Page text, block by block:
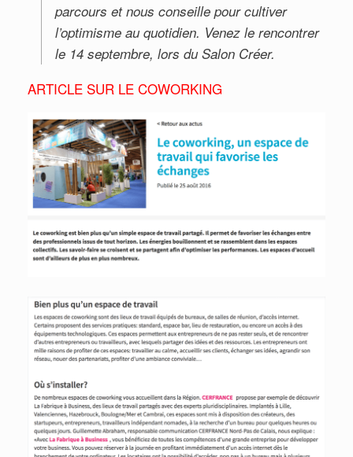
parcours et nous conseille pour cultiver
l’optimisme au quotidien. Venez le rencontrer
le 14 septembre, lors du Salon Créer.
ARTICLE SUR LE COWORKING